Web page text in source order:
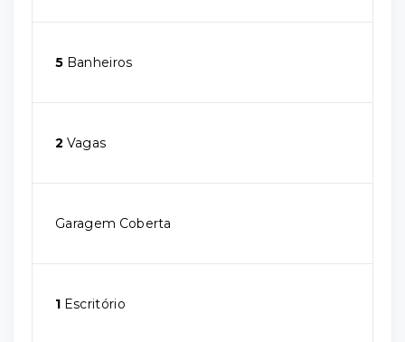
5 Banheiros
2 Vagas
Garagem Coberta
1 Escritório